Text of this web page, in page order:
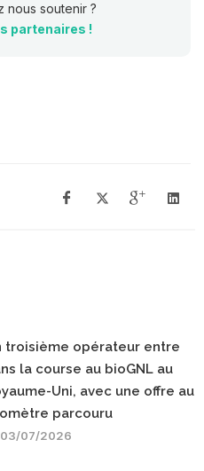
nous soutenir ?
partenaires !
troisième opérateur entre
la course au bioGNL au
Uni, avec une offre au
parcouru
03/07/2026